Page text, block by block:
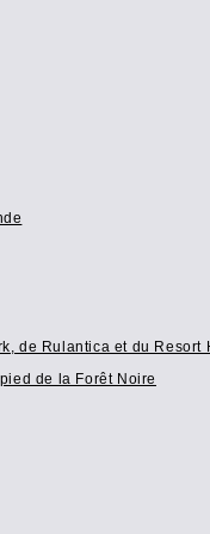
de Rulantica et du Resort
de la Forêt Noire